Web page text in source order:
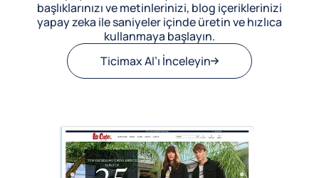
başlıklarınızı ve metinlerinizi, blog içeriklerinizi
yapay zeka ile saniyeler içinde üretin ve hızlıca
kullanmaya başlayın.
Ticimax AI’ı İnceleyin